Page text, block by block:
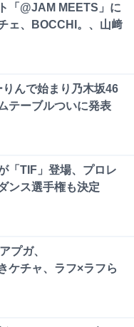
「@JAM MEETS」に
ェ、BOCCHI。、山﨑
んで始まり乃木坂46
テーブルついに発表
「TIF」登場、プロレ
ンス選手権も決定
プガ、
ケチャ、ラフ×ラフら